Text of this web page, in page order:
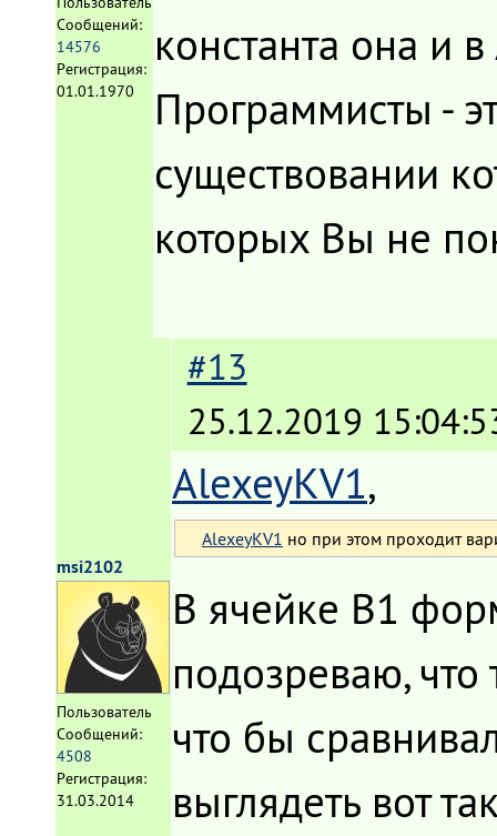
Сообщений:
14576
Регистрация:
01.01.1970
константа она и
Программисты -
существовании
которых Вы не
msi2102
Пользователь
Сообщений:
4508
Регистрация:
31.03.2014
#13
25.12.2019
AlexeyKV1,
AlexeyKV1 но при этом проходит
В ячейке B1
подозреваю, что
что бы
выглядеть вот